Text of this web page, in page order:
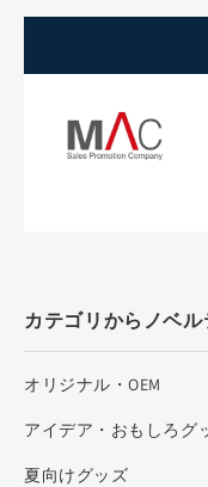
カテゴリからノベ
オリジナル・OEM
アイデア・おもしろグ
夏向けグッズ